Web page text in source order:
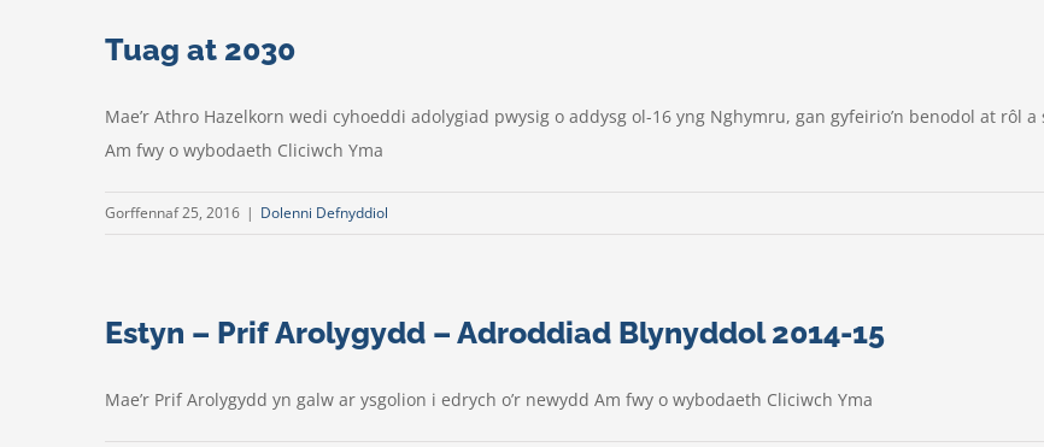
Tuag at 2030
Mae’r Athro Hazelkorn wedi cyhoeddi adolygiad pwysig o addysg ol-16 yng Nghymru, gan gyfeirio’n benodol at rôl
Am fwy o wybodaeth Cliciwch Yma
Gorffennaf 25, 2016 | Dolenni Defnyddiol
Estyn – Prif Arolygydd – Adroddiad Blynyddol 2014-15
Mae’r Prif Arolygydd yn galw ar ysgolion i edrych o’r newydd Am fwy o wybodaeth Cliciwch Yma